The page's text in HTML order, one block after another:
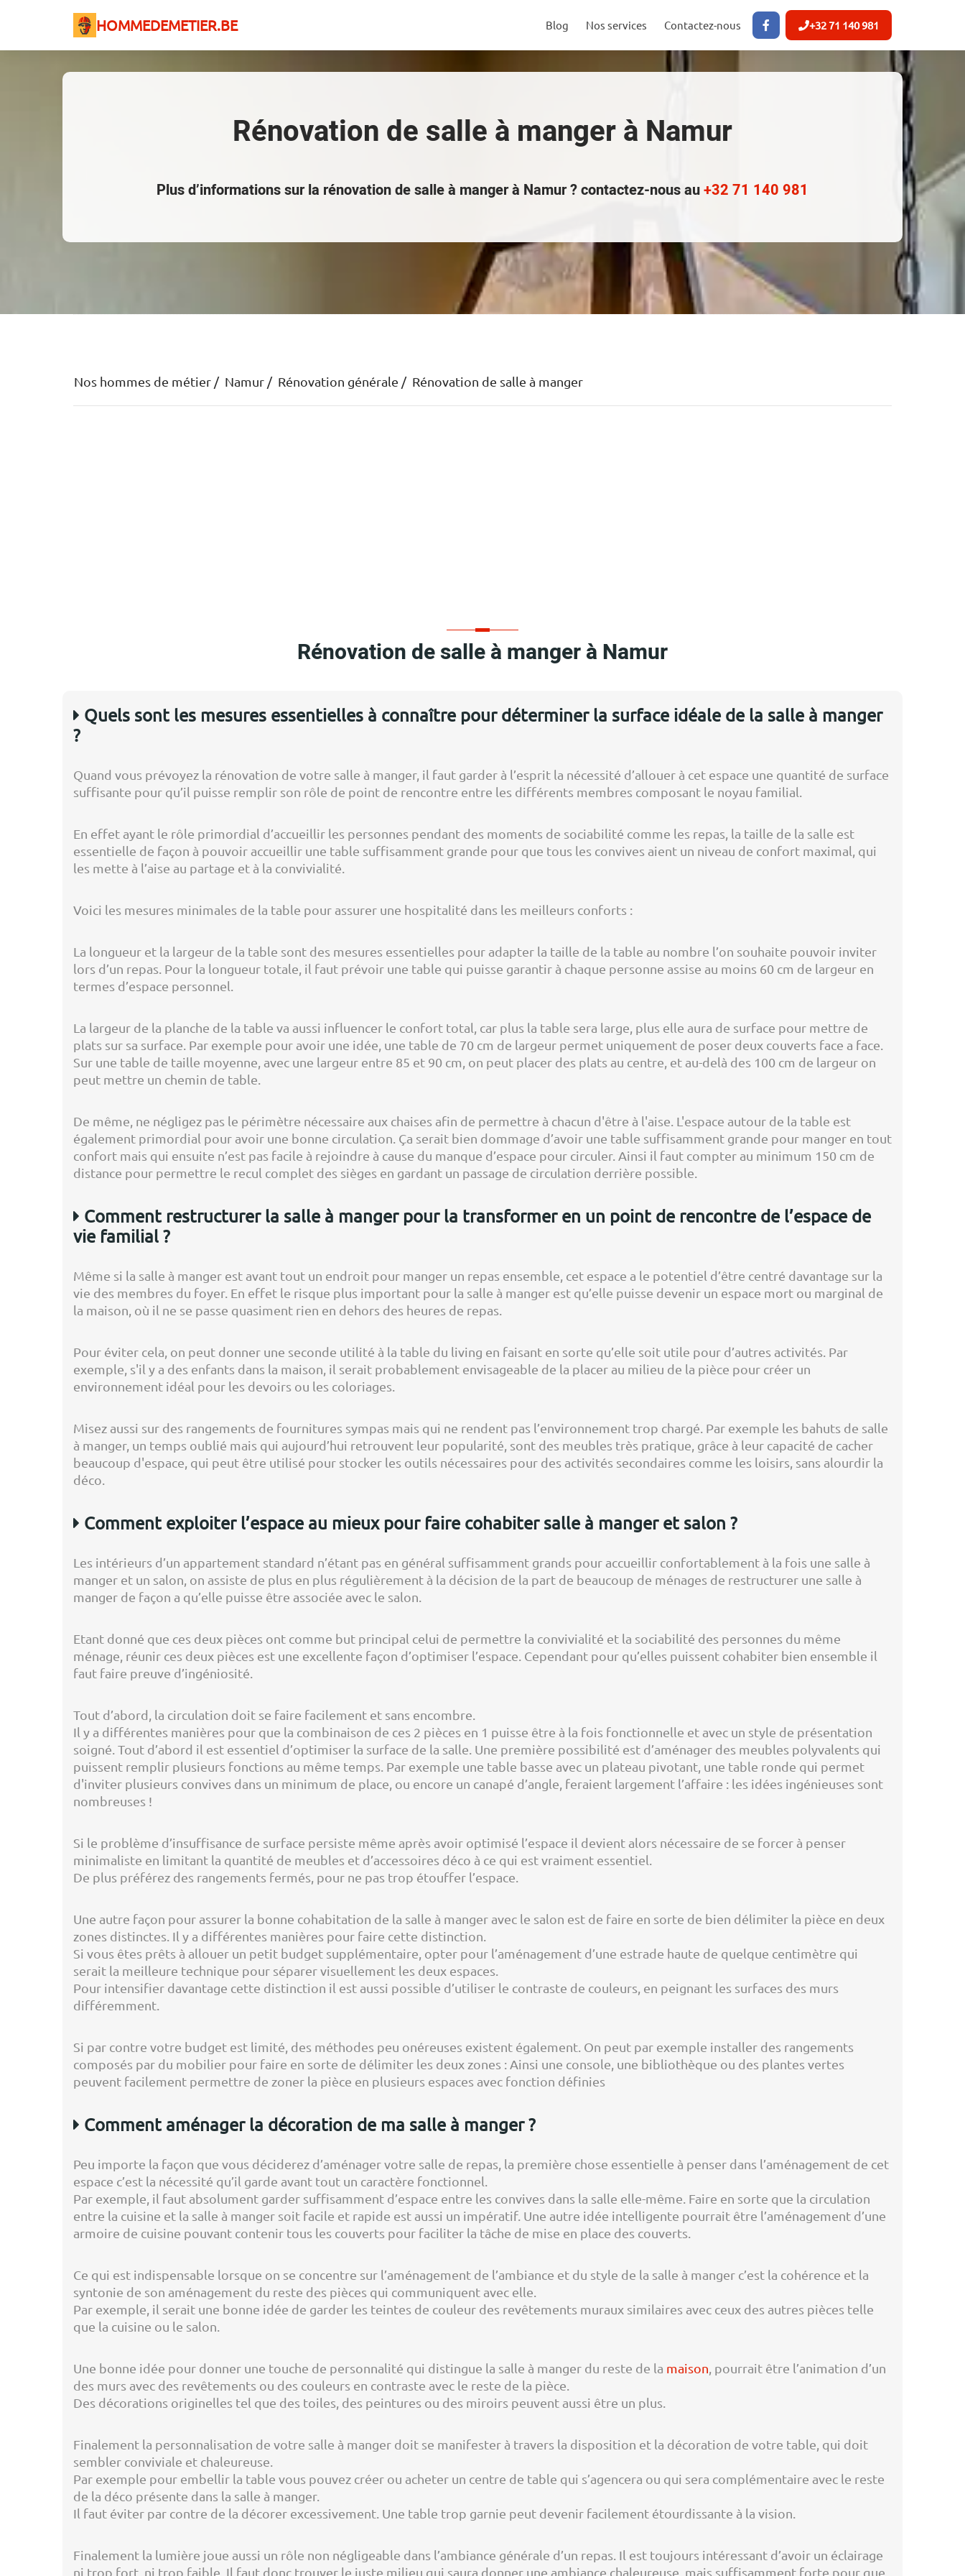
HOMMEDEMETIER.BE Blog Nos services Contactez-nous +32 71 140 981
Rénovation de salle à manger à Namur
Plus d’informations sur la rénovation de salle à manger à Namur ? contactez-nous au+32 71 140 981
Nos hommes de métier Namur Rénovation générale Rénovation de salle à manger
Rénovation de salle à manger à Namur
Quels sont les mesures essentielles à connaître pour déterminer la surface idéale de la salle à manger
?
Quand vous prévoyez la rénovation de votre salle à manger, il faut garder à l’esprit la nécessité d’allouer à cet espace une quantité de surface
suffisante pour qu’il puisse remplir son rôle de point de rencontre entre les différents membres composant le noyau familial.
En effet ayant le rôle primordial d’accueillir les personnes pendant des moments de sociabilité comme les repas, la taille de la salle est
essentielle de façon à pouvoir accueillir une table suffisamment grande pour que tous les convives aient un niveau de confort maximal, qui
les mette à l’aise au partage et à la convivialité.
Voici les mesures minimales de la table pour assurer une hospitalité dans les meilleurs conforts :
La longueur et la largeur de la table sont des mesures essentielles pour adapter la taille de la table au nombre l’on souhaite pouvoir inviter
lors d’un repas. Pour la longueur totale, il faut prévoir une table qui puisse garantir à chaque personne assise au moins 60 cm de largeur en
termes d’espace personnel.
La largeur de la planche de la table va aussi influencer le confort total, car plus la table sera large, plus elle aura de surface pour mettre de
plats sur sa surface. Par exemple pour avoir une idée, une table de 70 cm de largeur permet uniquement de poser deux couverts face a face.
Sur une table de taille moyenne, avec une largeur entre 85 et 90 cm, on peut placer des plats au centre, et au-delà des 100 cm de largeur on
peut mettre un chemin de table.
De même, ne négligez pas le périmètre nécessaire aux chaises afin de permettre à chacun d'être à l'aise. L'espace autour de la table est
également primordial pour avoir une bonne circulation. Ça serait bien dommage d’avoir une table suffisamment grande pour manger en tout
confort mais qui ensuite n’est pas facile à rejoindre à cause du manque d’espace pour circuler. Ainsi il faut compter au minimum 150 cm de
distance pour permettre le recul complet des sièges en gardant un passage de circulation derrière possible.
Comment restructurer la salle à manger pour la transformer en un point de rencontre de l’espace de
vie familial ?
Même si la salle à manger est avant tout un endroit pour manger un repas ensemble, cet espace a le potentiel d’être centré davantage sur la
vie des membres du foyer. En effet le risque plus important pour la salle à manger est qu’elle puisse devenir un espace mort ou marginal de
la maison, où il ne se passe quasiment rien en dehors des heures de repas.
Pour éviter cela, on peut donner une seconde utilité à la table du living en faisant en sorte qu’elle soit utile pour d’autres activités. Par
exemple, s'il y a des enfants dans la maison, il serait probablement envisageable de la placer au milieu de la pièce pour créer un
environnement idéal pour les devoirs ou les coloriages.
Misez aussi sur des rangements de fournitures sympas mais qui ne rendent pas l’environnement trop chargé. Par exemple les bahuts de salle
à manger, un temps oublié mais qui aujourd’hui retrouvent leur popularité, sont des meubles très pratique, grâce à leur capacité de cacher
beaucoup d'espace, qui peut être utilisé pour stocker les outils nécessaires pour des activités secondaires comme les loisirs, sans alourdir la
déco.
Comment exploiter l’espace au mieux pour faire cohabiter salle à manger et salon ?
Les intérieurs d’un appartement standard n’étant pas en général suffisamment grands pour accueillir confortablement à la fois une salle à
manger et un salon, on assiste de plus en plus régulièrement à la décision de la part de beaucoup de ménages de restructurer une salle à
manger de façon a qu’elle puisse être associée avec le salon.
Etant donné que ces deux pièces ont comme but principal celui de permettre la convivialité et la sociabilité des personnes du même
ménage, réunir ces deux pièces est une excellente façon d’optimiser l’espace. Cependant pour qu’elles puissent cohabiter bien ensemble il
faut faire preuve d’ingéniosité.
Tout d’abord, la circulation doit se faire facilement et sans encombre.
Il y a différentes manières pour que la combinaison de ces 2 pièces en 1 puisse être à la fois fonctionnelle et avec un style de présentation
soigné. Tout d’abord il est essentiel d’optimiser la surface de la salle. Une première possibilité est d’aménager des meubles polyvalents qui
puissent remplir plusieurs fonctions au même temps. Par exemple une table basse avec un plateau pivotant, une table ronde qui permet
d'inviter plusieurs convives dans un minimum de place, ou encore un canapé d’angle, feraient largement l’affaire : les idées ingénieuses sont
nombreuses !
Si le problème d’insuffisance de surface persiste même après avoir optimisé l’espace il devient alors nécessaire de se forcer à penser
minimaliste en limitant la quantité de meubles et d’accessoires déco à ce qui est vraiment essentiel.
De plus préférez des rangements fermés, pour ne pas trop étouffer l’espace.
Une autre façon pour assurer la bonne cohabitation de la salle à manger avec le salon est de faire en sorte de bien délimiter la pièce en deux
zones distinctes. Il y a différentes manières pour faire cette distinction.
Si vous êtes prêts à allouer un petit budget supplémentaire, opter pour l’aménagement d’une estrade haute de quelque centimètre qui
serait la meilleure technique pour séparer visuellement les deux espaces.
Pour intensifier davantage cette distinction il est aussi possible d’utiliser le contraste de couleurs, en peignant les surfaces des murs
différemment.
Si par contre votre budget est limité, des méthodes peu onéreuses existent également. On peut par exemple installer des rangements
composés par du mobilier pour faire en sorte de délimiter les deux zones : Ainsi une console, une bibliothèque ou des plantes vertes
peuvent facilement permettre de zoner la pièce en plusieurs espaces avec fonction définies
Comment aménager la décoration de ma salle à manger ?
Peu importe la façon que vous déciderez d’aménager votre salle de repas, la première chose essentielle à penser dans l’aménagement de cet
espace c’est la nécessité qu’il garde avant tout un caractère fonctionnel.
Par exemple, il faut absolument garder suffisamment d’espace entre les convives dans la salle elle-même. Faire en sorte que la circulation
entre la cuisine et la salle à manger soit facile et rapide est aussi un impératif. Une autre idée intelligente pourrait être l’aménagement d’une
armoire de cuisine pouvant contenir tous les couverts pour faciliter la tâche de mise en place des couverts.
Ce qui est indispensable lorsque on se concentre sur l’aménagement de l’ambiance et du style de la salle à manger c’est la cohérence et la
syntonie de son aménagement du reste des pièces qui communiquent avec elle.
Par exemple, il serait une bonne idée de garder les teintes de couleur des revêtements muraux similaires avec ceux des autres pièces telle
que la cuisine ou le salon.
Une bonne idée pour donner une touche de personnalité qui distingue la salle à manger du reste de la maison , pourrait être l’animation d’un
des murs avec des revêtements ou des couleurs en contraste avec le reste de la pièce.
Des décorations originelles tel que des toiles, des peintures ou des miroirs peuvent aussi être un plus.
Finalement la personnalisation de votre salle à manger doit se manifester à travers la disposition et la décoration de votre table, qui doit
sembler conviviale et chaleureuse.
Par exemple pour embellir la table vous pouvez créer ou acheter un centre de table qui s’agencera ou qui sera complémentaire avec le reste
de la déco présente dans la salle à manger.
Il faut éviter par contre de la décorer excessivement. Une table trop garnie peut devenir facilement étourdissante à la vision.
Finalement la lumière joue aussi un rôle non négligeable dans l’ambiance générale d’un repas. Il est toujours intéressant d’avoir un éclairage
ni trop fort, ni trop faible. Il faut donc trouver le juste milieu qui saura donner une ambiance chaleureuse, mais suffisamment forte pour que